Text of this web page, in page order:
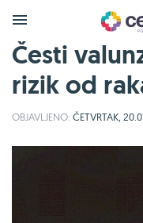
Česti
rizik od
OBJAVLJENO: ČETVRTAK,